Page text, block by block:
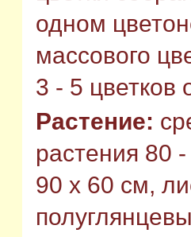
одном
массового
3 - 5 цветков
Растение:
растения 80
90 х 60 см,